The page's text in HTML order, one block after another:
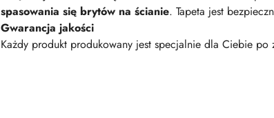
spasowania się brytów na ścianie. Tapeta jest
Gwarancja jakości
Każdy produkt produkowany jest specjalnie dla Ciebie po